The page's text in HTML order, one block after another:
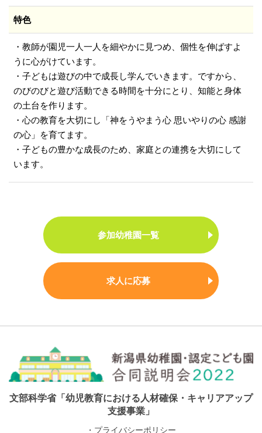
特色
・教師が園児一人一人を細やかに見つめ、個性を伸ばすよ
うに心がけています。
・子どもは遊びの中で成長し学んでいきます。ですから、
のびのびと遊び活動できる時間を十分にとり、知能と身体
の土台を作ります。
・心の教育を大切にし「神をうやまう心 思いやりの心 感謝
の心」を育てます。
・子どもの豊かな成長のため、家庭との連携を大切にして
います。
参加幼稚園一覧
求人に応募
文部科学省「幼児教育における人材確保・キャリアアップ
支援事業」
・プライバシーポリシー